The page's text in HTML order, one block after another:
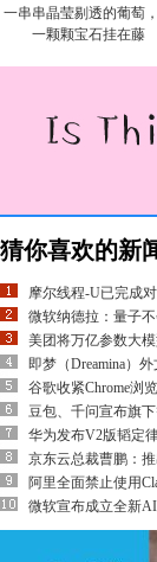
一串串晶莹剔透的葡萄
一颗颗宝石挂在藤
猜你喜欢的新
摩尔线程-U已完成
微软纳德拉：量子
美团将万亿参数大
即梦（Dreamina）
谷歌收紧Chrome浏
豆包、千问宣布旗
华为发布V2版韬定
京东云总裁曹鹏：推
阿里全面禁止使用
微软宣布成立全新